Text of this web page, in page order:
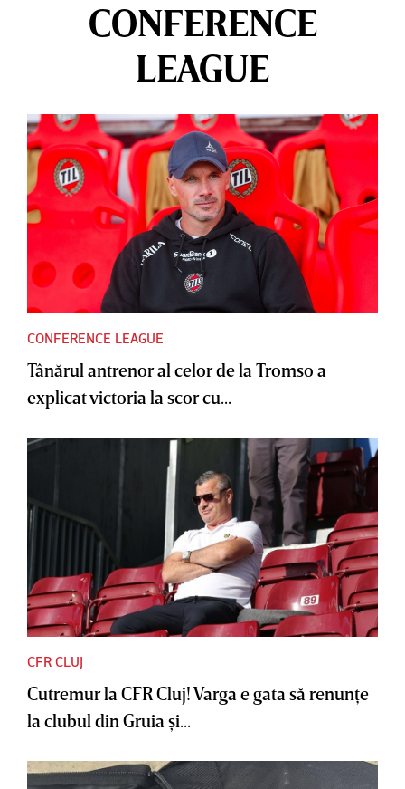
CONFERENCE
LEAGUE
CONFERENCE LEAGUE
Tânărul antrenor al celor de la Tromso a
explicat victoria la scor cu...
CFR CLUJ
Cutremur la CFR Cluj! Varga e gata să renunţe
la clubul din Gruia şi...